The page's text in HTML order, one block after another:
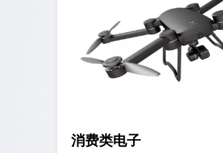
家用电子